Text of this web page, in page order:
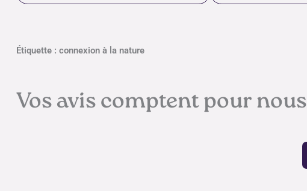
Étiquette : connexion à la nature
Vos avis comptent pour nous